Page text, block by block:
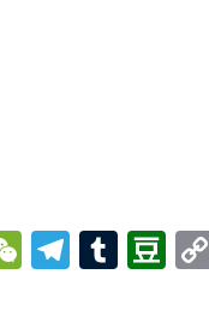
WeChat